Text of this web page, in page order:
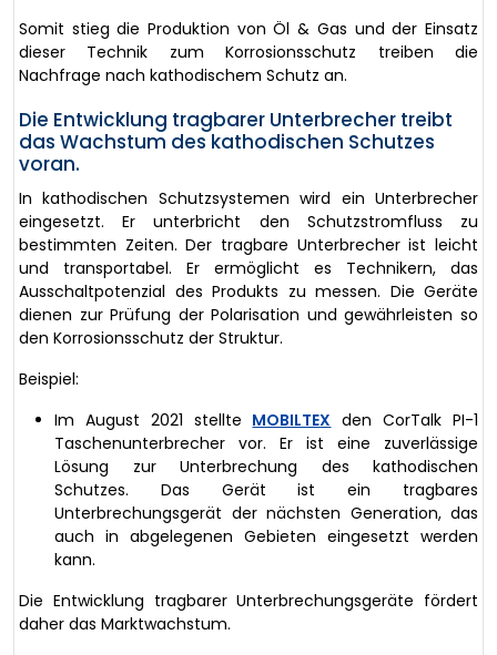
Somit stieg die Produktion von Öl & Gas und der Einsatz
dieser Technik zum Korrosionsschutz treiben die
Nachfrage nach kathodischem Schutz an.
Die Entwicklung tragbarer Unterbrecher treibt
das Wachstum des kathodischen Schutzes
voran.
In kathodischen Schutzsystemen wird ein Unterbrecher
eingesetzt. Er unterbricht den Schutzstromfluss zu
bestimmten Zeiten. Der tragbare Unterbrecher ist leicht
und transportabel. Er ermöglicht es Technikern, das
Ausschaltpotenzial des Produkts zu messen. Die Geräte
dienen zur Prüfung der Polarisation und gewährleisten so
den Korrosionsschutz der Struktur.
Beispiel:
Im August 2021 stellte MOBILTEX den CorTalk PI-1
Taschenunterbrecher vor. Er ist eine zuverlässige
Lösung zur Unterbrechung des kathodischen
Schutzes. Das Gerät ist ein tragbares
Unterbrechungsgerät der nächsten Generation, das
auch in abgelegenen Gebieten eingesetzt werden
kann.
Die Entwicklung tragbarer Unterbrechungsgeräte fördert
daher das Marktwachstum.